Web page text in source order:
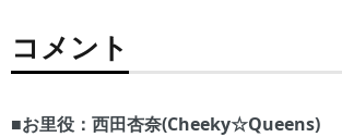
コメント
■お里役：西田杏奈(Cheeky☆Queens)